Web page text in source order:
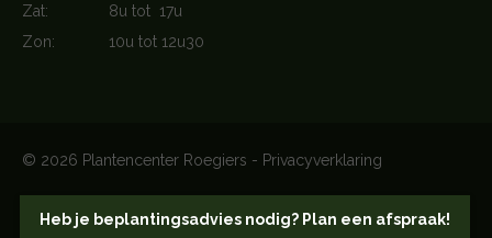
Heb je beplantingsadvies nodig? Plan een afspraak!
Zat:
8u tot 17u
Zon:
10u tot 12u30
© 2026 Plantencenter Roegiers - Privacyverklaring